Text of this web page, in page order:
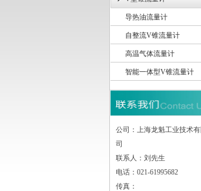
上海龙魁工业技术有限责任公
导热油流量计
自整流V锥流量计
高温气体流量计
智能一体型V锥流量计
公司：上海龙魁工业技术
司
联系人：刘先生
电话：021-61995682
传真：